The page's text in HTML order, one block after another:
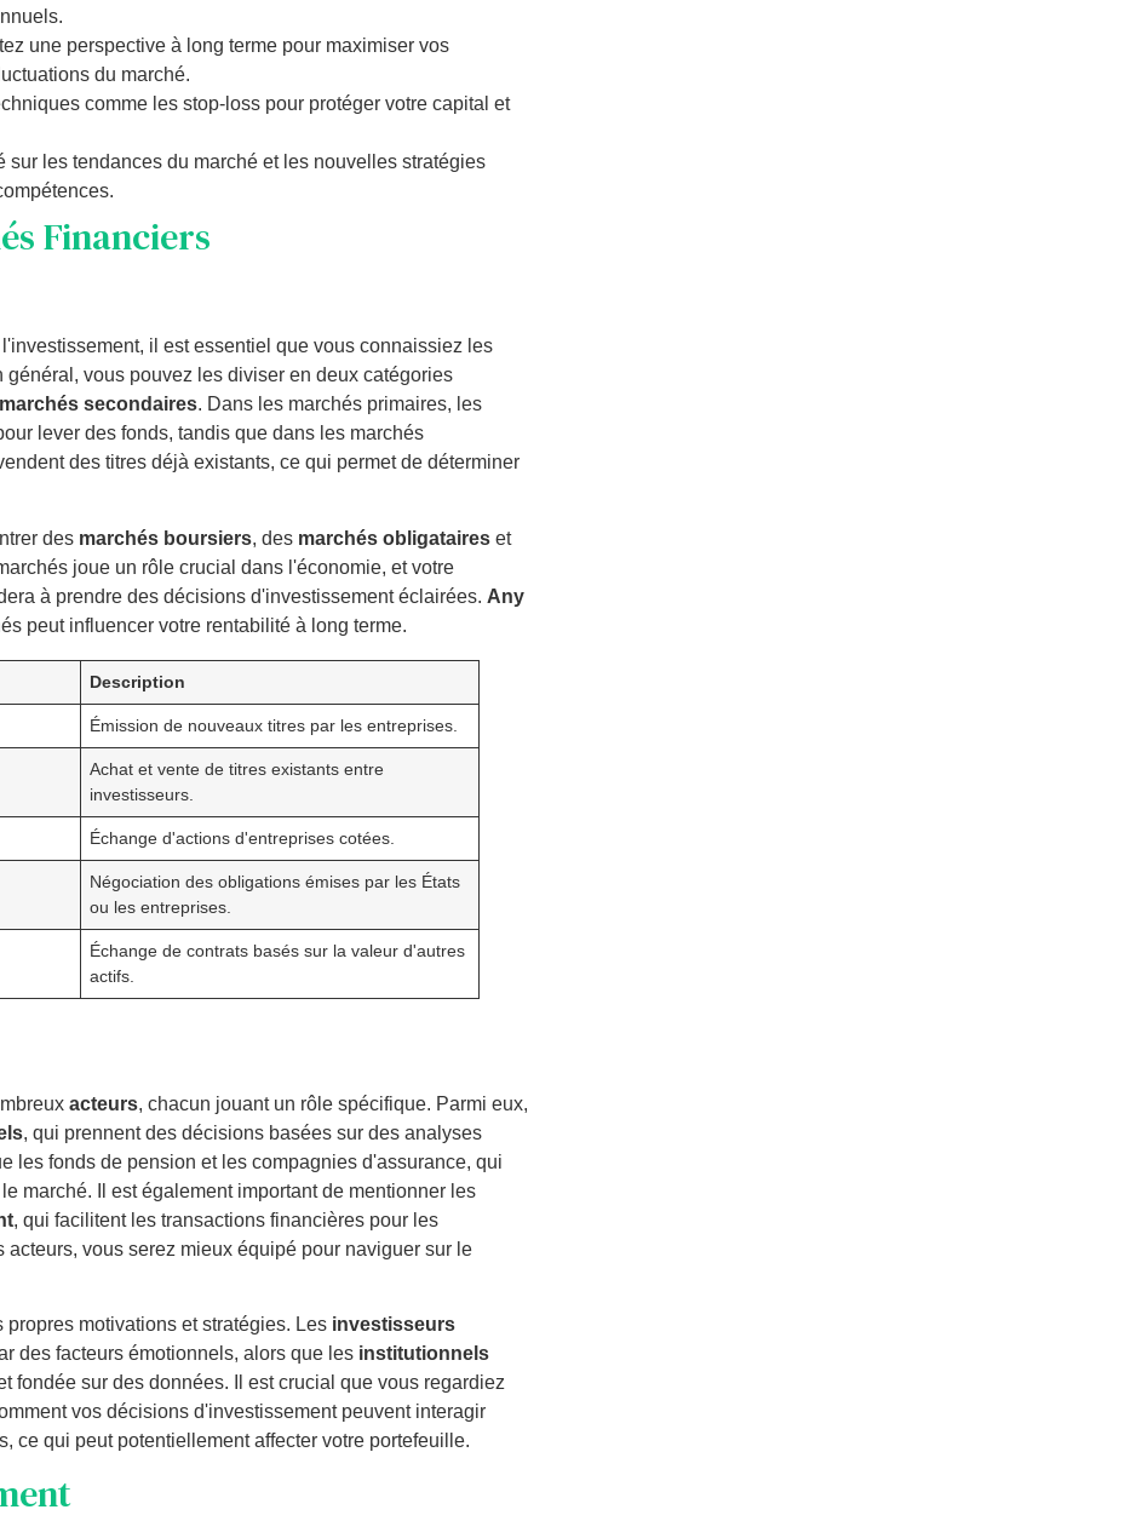
une perspective à long terme pour maximiser vos
du marché.
comme les stop-loss pour protéger votre capital et
sur les tendances du marché et les nouvelles stratégies
Financiers
il est essentiel que vous connaissiez les
général, vous pouvez les diviser en deux catégories
marchés secondaires. Dans les marchés primaires, les
lever des fonds, tandis que dans les marchés
des titres déjà existants, ce qui permet de déterminer
des marchés boursiers, des marchés obligataires et
joue un rôle crucial dans l'économie, et votre
à prendre des décisions d'investissement éclairées. Any
peut influencer votre rentabilité à long terme.
Description
Émission de nouveaux titres par les entreprises.
Achat et vente de titres existants entre
investisseurs.
Échange d'actions d'entreprises cotées.
Négociation des obligations émises par les États
ou les entreprises.
Échange de contrats basés sur la valeur d'autres
actifs.
acteurs, chacun jouant un rôle spécifique. Parmi eux,
, qui prennent des décisions basées sur des analyses
les fonds de pension et les compagnies d'assurance, qui
marché. Il est également important de mentionner les
, qui facilitent les transactions financières pour les
vous serez mieux équipé pour naviguer sur le
motivations et stratégies. Les investisseurs
des facteurs émotionnels, alors que les institutionnels
fondée sur des données. Il est crucial que vous regardiez
vos décisions d'investissement peuvent interagir
ce qui peut potentiellement affecter votre portefeuille.